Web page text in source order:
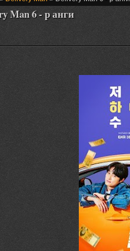
Man 6 - р анги